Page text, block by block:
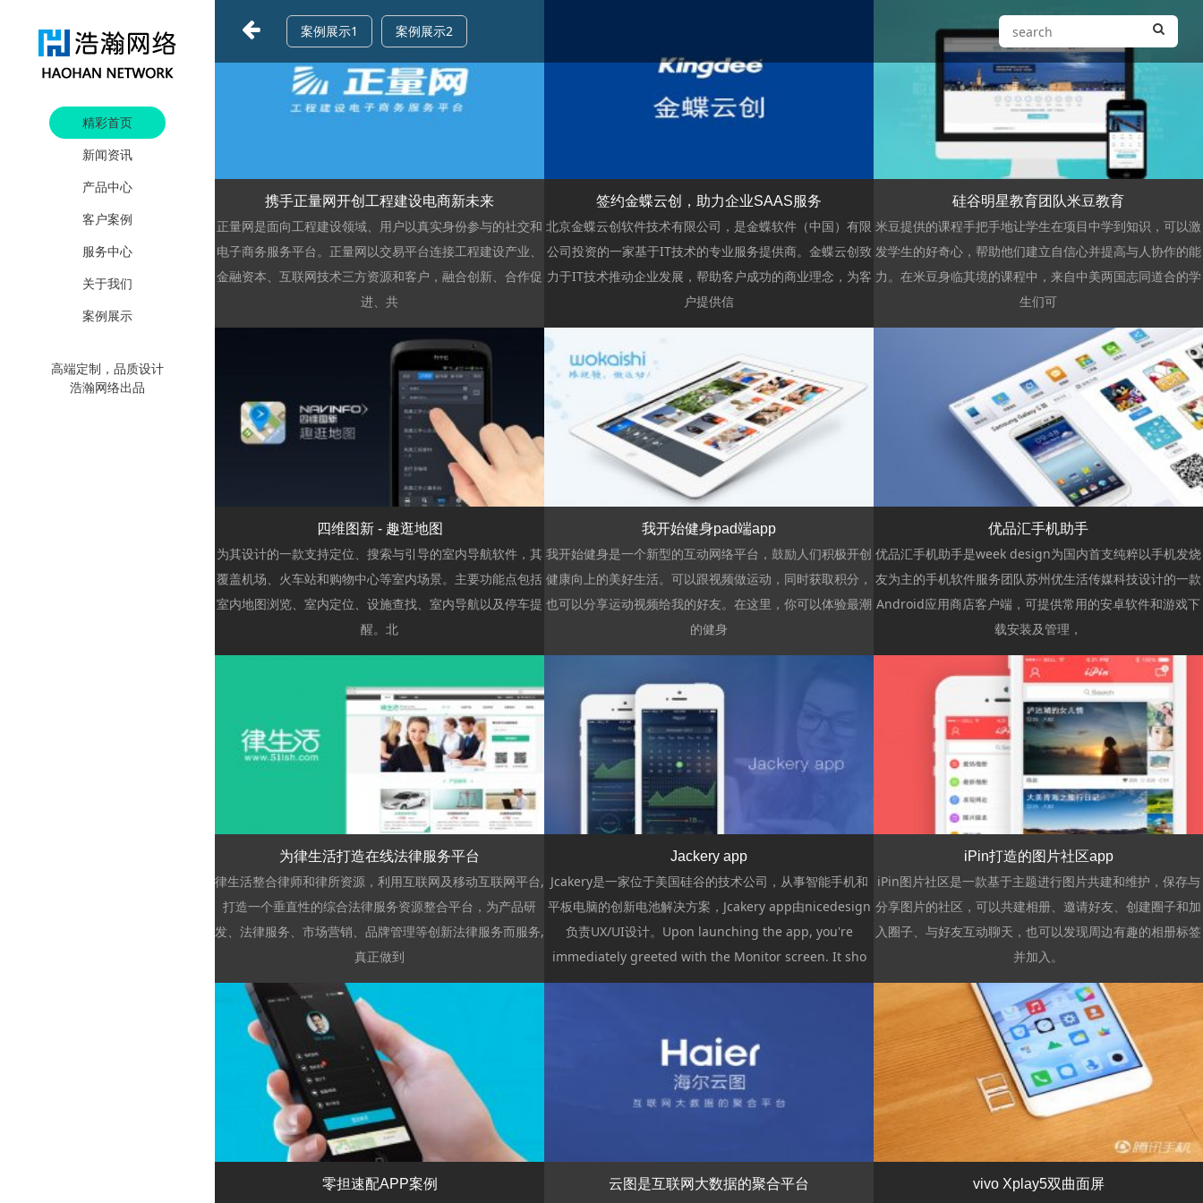
精彩首页
新闻资讯
产品中心
客户案例
服务中心
关于我们
案例展示
高端定制，品质设计
浩瀚网络出品
案例展示1 案例展示2
浏览
携手正量网开创工程建设电商新未来
正量网是面向工程建设领域、用户以真实身份参与的社交和
电子商务服务平台。正量网以交易平台连接工程建设产业、
金融资本、互联网技术三方资源和客户，融合创新、合作促
进、共
浏览
签约金蝶云创，助力企业SAAS服务
北京金蝶云创软件技术有限公司，是金蝶软件（中国）有限
公司投资的一家基于IT技术的专业服务提供商。金蝶云创致
力于IT技术推动企业发展，帮助客户成功的商业理念，为客
户提供信
浏览
硅谷明星教育团队米豆教育
米豆提供的课程手把手地让学生在项目中学到知识，可以激
发学生的好奇心，帮助他们建立自信心并提高与人协作的能
力。在米豆身临其境的课程中，来自中美两国志同道合的学
生们可
浏览
四维图新 - 趣逛地图
为其设计的一款支持定位、搜索与引导的室内导航软件，其
覆盖机场、火车站和购物中心等室内场景。主要功能点包括
室内地图浏览、室内定位、设施查找、室内导航以及停车提
醒。北
浏览
我开始健身pad端app
我开始健身是一个新型的互动网络平台，鼓励人们积极开创
健康向上的美好生活。可以跟视频做运动，同时获取积分，
也可以分享运动视频给我的好友。在这里，你可以体验最潮
的健身
浏览
优品汇手机助手
优品汇手机助手是week design为国内首支纯粹以手机发烧
友为主的手机软件服务团队苏州优生活传媒科技设计的一款
Android应用商店客户端，可提供常用的安卓软件和游戏下
载安装及管理，
浏览
为律生活打造在线法律服务平台
律生活整合律师和律所资源，利用互联网及移动互联网平台,
打造一个垂直性的综合法律服务资源整合平台，为产品研
发、法律服务、市场营销、品牌管理等创新法律服务而服务,
真正做到
浏览
Jackery app
Jcakery是一家位于美国硅谷的技术公司，从事智能手机和
平板电脑的创新电池解决方案，Jcakery app由nicedesign
负责UX/UI设计。Upon launching the app, you're
immediately greeted with the Monitor screen. It sho
浏览
iPin打造的图片社区app
iPin图片社区是一款基于主题进行图片共建和维护，保存与
分享图片的社区，可以共建相册、邀请好友、创建圈子和加
入圈子、与好友互动聊天，也可以发现周边有趣的相册标签
并加入。
浏览
零担速配APP案例
浏览
云图是互联网大数据的聚合平台
浏览
vivo Xplay5双曲面屏